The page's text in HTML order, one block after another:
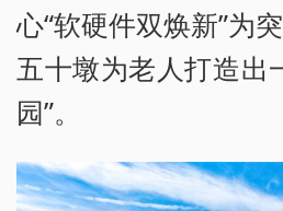
心“软硬件双焕新”为
五十墩为老人打造出
园”。